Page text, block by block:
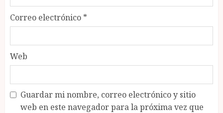
Correo electrónico *
Web
Guardar mi nombre, correo electrónico y sitio
web en este navegador para la próxima vez que